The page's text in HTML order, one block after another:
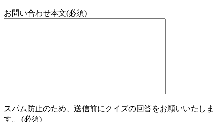
お問い合わせ本文(必須)
スパム防止のため、送信前にクイズの回答をお願いいたしま
す。 (必須)